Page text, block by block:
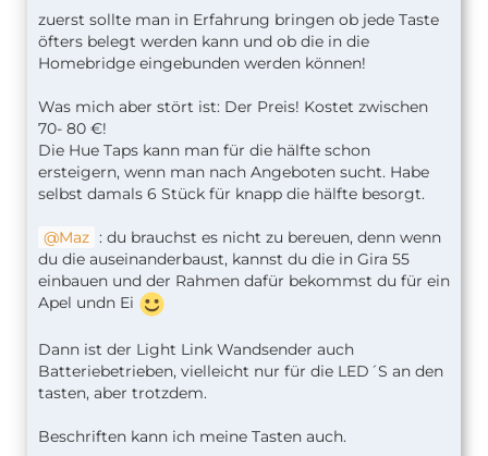
zuerst sollte man in Erfahrung bringen ob jede Taste
öfters belegt werden kann und ob die in die
Homebridge eingebunden werden können!
Was mich aber stört ist: Der Preis! Kostet zwischen
70- 80 €!
Die Hue Taps kann man für die hälfte schon
ersteigern, wenn man nach Angeboten sucht. Habe
selbst damals 6 Stück für knapp die hälfte besorgt.
Maz : du brauchst es nicht zu bereuen, denn wenn
du die auseinanderbaust, kannst du die in Gira 55
einbauen und der Rahmen dafür bekommst du für ein
Apel undn Ei
Dann ist der Light Link Wandsender auch
Batteriebetrieben, vielleicht nur für die LED´S an den
tasten, aber trotzdem.
Beschriften kann ich meine Tasten auch.